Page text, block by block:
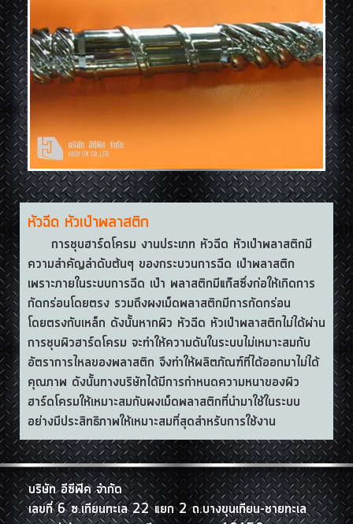
หัวฉีด หัวเป่าพลาสติก
การชุบฮาร์ดโครม งานประเภท หัวฉีด หัวเป่าพลาสติกมี
ความสำคัญลำดับต้นๆ ของกระบวนการฉีด เป่าพลาสติก
เพราะภายในระบบการฉีด เป่า พลาสติกมีแก๊สซึ่งก่อให้เกิดการ
กัดกร่อนโดยตรง รวมถึงผงเม็ดพลาสติกมีการกัดกร่อน
โดยตรงกับเหล็ก ดังนั้นหากผิว หัวฉีด หัวเป่าพลาสติกไม่ได้ผ่าน
การชุบผิวฮาร์ดโครม จะทำให้ความดันในระบบไม่เหมาะสมกับ
อัตราการไหลของพลาสติก จึงทำให้ผลิตภัณฑ์ที่ได้ออกมาไม่ได้
คุณภาพ ดังนั้นทางบริษัทได้มีการกำหนดความหนาของผิว
ฮาร์ดโครมให้เหมาะสมกับผงเม็ดพลาสติกที่นำมาใช้ในระบบ
อย่างมีประสิทธิภาพให้เหมาะสมที่สุดสำหรับการใช้งาน
บริษัท อีซีฟิค จำกัด
เลขที่ 6 ซ.เทียนทะเล 22 แยก 2 ถ.บางขุนเทียน-ชายทะเล